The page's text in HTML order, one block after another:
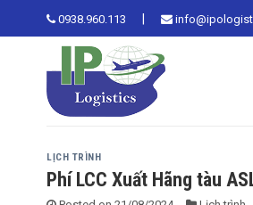
to
0938.960.113 |
LỊCH TRÌNH
Phí LCC Xuất Hãng tàu